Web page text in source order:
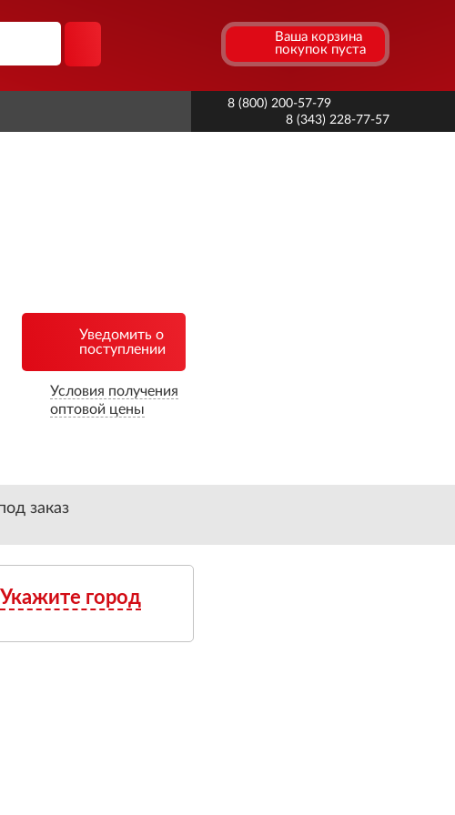
Ваша корзина
покупок пуста
8 (800) 200-57-79
8 (343) 228-77-57
Уведомить о
поступлении
Условия получения
оптовой цены
заказ
Укажите город